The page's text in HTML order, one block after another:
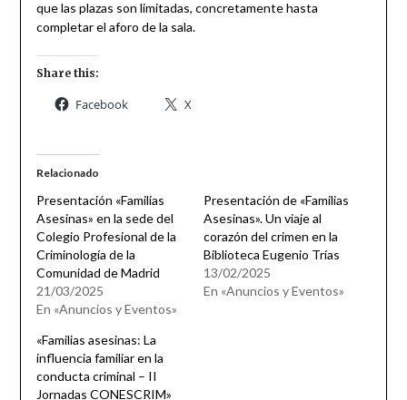
que las plazas son limitadas, concretamente hasta
completar el aforo de la sala.
Share this:
Facebook X
Relacionado
Presentación «Familias
Asesinas» en la sede del
Colegio Profesional de la
Criminología de la
Comunidad de Madrid
21/03/2025
En «Anuncios y Eventos»
Presentación de «Familias
Asesinas». Un viaje al
corazón del crimen en la
Biblioteca Eugenio Trías
13/02/2025
En «Anuncios y Eventos»
«Familias asesinas: La
influencia familiar en la
conducta criminal – II
Jornadas CONESCRIM»